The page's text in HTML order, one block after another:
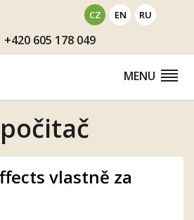
CZ EN RU
+420605 178 049
MENU
vlastně za